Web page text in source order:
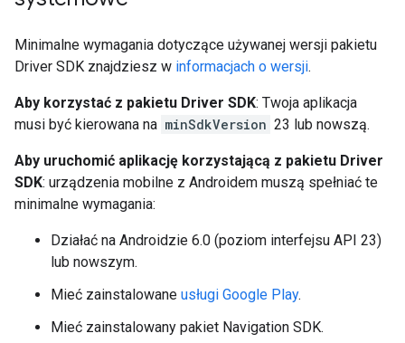
Minimalne wymagania dotyczące używanej wersji pakietu
Driver SDK znajdziesz w informacjach o wersji.
Aby korzystać z pakietu Driver SDK: Twoja aplikacja
musi być kierowana na minSdkVersion 23 lub nowszą.
Aby uruchomić aplikację korzystającą z pakietu Driver
SDK: urządzenia mobilne z Androidem muszą spełniać te
minimalne wymagania:
Działać na Androidzie 6.0 (poziom interfejsu API 23)
lub nowszym.
Mieć zainstalowane usługi Google Play.
Mieć zainstalowany pakiet Navigation SDK.